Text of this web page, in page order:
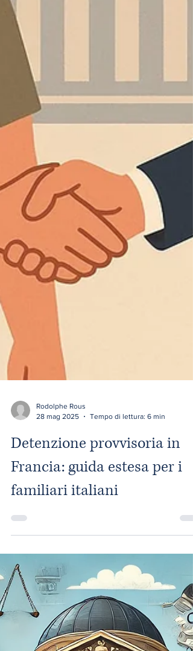
Rodolphe Rous
Francia: guida estesa per i
familiari italiani